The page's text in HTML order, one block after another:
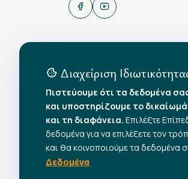
Διαχείριση
Πιστεύουμε ότι τα δεδομένα
και υποστηρίζουμε το
και τη διαφάνεια. Επιλέξτε
δεδομένα για να επιλέξετε τον
και θα κοινοποιούμε τα δεδομένα
Δεδομένα